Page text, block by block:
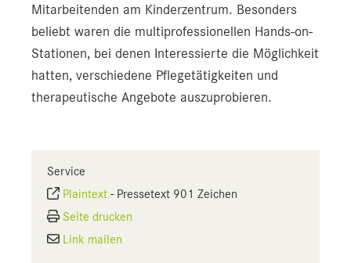
Mitarbeitenden am Kinderzentrum. Besonders
beliebt waren die multiprofessionellen Hands-on-
Stationen, bei denen Interessierte die Möglichkeit
hatten, verschiedene Pflegetätigkeiten und
therapeutische Angebote auszuprobieren.
Service
Plaintext - Pressetext 901 Zeichen
Seite drucken
Link mailen